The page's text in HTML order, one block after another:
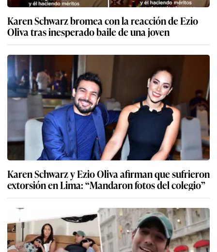
Karen Schwarz bromea con la reacción de Ezio
Oliva tras inesperado baile de una joven
Karen Schwarz y Ezio Oliva afirman que sufrieron
extorsión en Lima: “Mandaron fotos del colegio”